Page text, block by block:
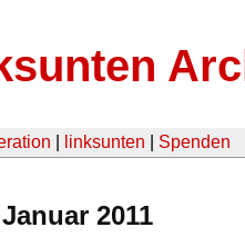
linksunten Spenden
2011